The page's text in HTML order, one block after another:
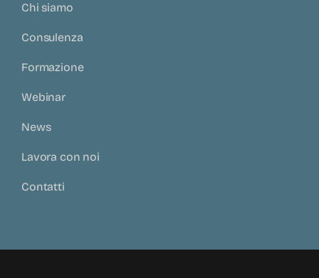
Chi siamo
Consulenza
Formazione
Webinar
News
Lavora con noi
Contatti